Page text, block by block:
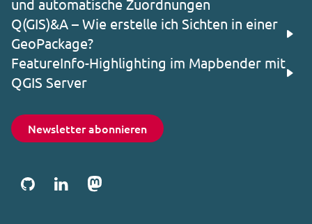
und automatische Zuordnungen
Q(GIS)&A – Wie erstelle ich Sichten in einer
GeoPackage?
FeatureInfo-Highlighting im Mapbender mit
QGIS Server
Newsletter abonnieren